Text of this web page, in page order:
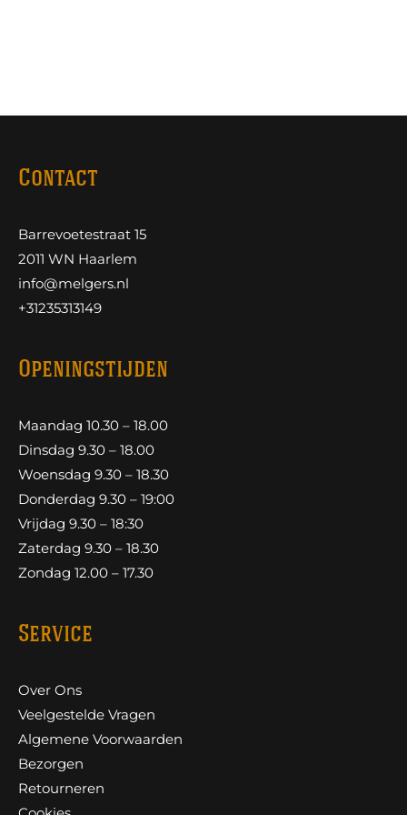
Contact
Barrevoetestraat 15
2011 WN Haarlem
info@melgers.nl
+31235313149
Openingstijden
Maandag 10.30 – 18.00
Dinsdag 9.30 – 18.00
Woensdag 9.30 – 18.30
Donderdag 9.30 – 19:00
Vrijdag 9.30 – 18:30
Zaterdag 9.30 – 18.30
Zondag 12.00 – 17.30
Service
Over Ons
Veelgestelde Vragen
Algemene Voorwaarden
Bezorgen
Retourneren